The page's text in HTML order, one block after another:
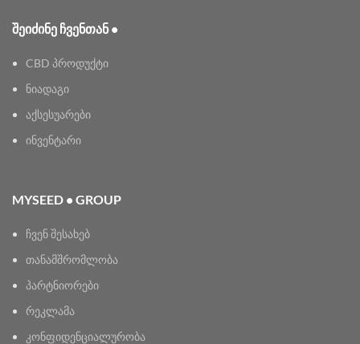
ᲨᲔᲘᲫᲘᲜᲔ ᲩᲕᲔᲜᲗᲐᲜ •
CBD პროდუქტი
ნიადაგი
აქსესუარები
ინვენტარი
MYSEED • GROUP
ჩვენ შესახებ
თანამშრომლობა
პარტნიორები
რეკლამა
კონფიდენციალურობა